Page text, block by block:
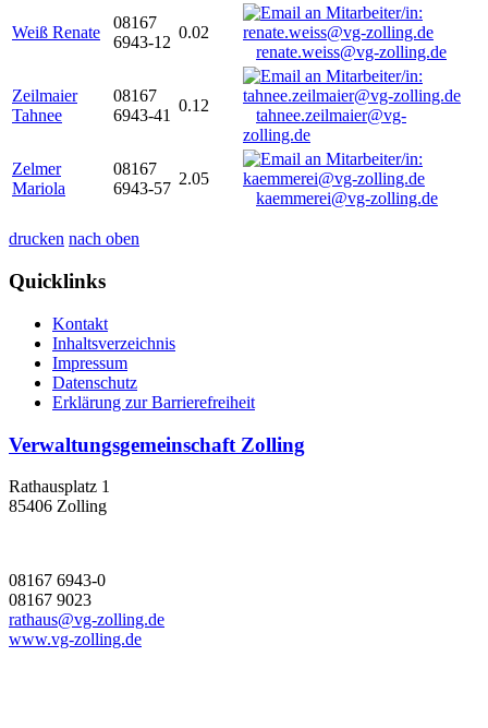
Weiß Renate
08167
6943-12
0.02
renate.weiss@vg-zolling.de
Zeilmaier
Tahnee
08167
6943-41
0.12
tahnee.zeilmaier@vg-
zolling.de
Zelmer
Mariola
08167
6943-57
2.05
kaemmerei@vg-zolling.de
drucken nach oben
Quicklinks
Kontakt
Inhaltsverzeichnis
Impressum
Datenschutz
Erklärung zur Barrierefreiheit
Verwaltungsgemeinschaft Zolling
Rathausplatz 1
85406 Zolling
08167 6943-0
08167 9023
rathaus@vg-zolling.de
www.vg-zolling.de